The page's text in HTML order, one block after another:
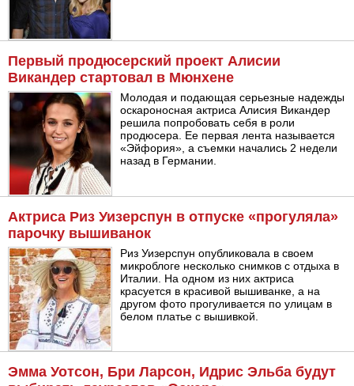
Первый продюсерский проект Алисии
Викандер стартовал в Мюнхене
Молодая и подающая серьезные надежды
оскароносная актриса Алисия Викандер
решила попробовать себя в роли
продюсера. Ее первая лента называется
«Эйфория», а съемки начались 2 недели
назад в Германии.
Актриса Риз Уизерспун в отпуске «прогуляла»
парочку вышиванок
Риз Уизерспун опубликовала в своем
микроблоге несколько снимков с отдыха в
Италии. На одном из них актриса
красуется в красивой вышиванке, а на
другом фото прогуливается по улицам в
белом платье с вышивкой.
Эмма Уотсон, Бри Ларсон, Идрис Эльба будут